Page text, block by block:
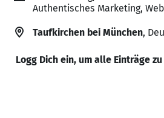
Authentisches Marketing,
Taufkirchen bei München,
Logg Dich ein, um alle Einträge